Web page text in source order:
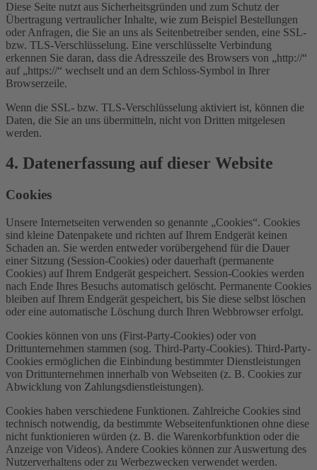
Diese Seite nutzt aus Sicherheitsgründen und zum Schutz der
Übertragung vertraulicher Inhalte, wie zum Beispiel Bestellungen
oder Anfragen, die Sie an uns als Seitenbetreiber senden, eine SSL-
bzw. TLS-Verschlüsselung. Eine verschlüsselte Verbindung
erkennen Sie daran, dass die Adresszeile des Browsers von „http://“
auf „https://“ wechselt und an dem Schloss-Symbol in Ihrer
Browserzeile.
Wenn die SSL- bzw. TLS-Verschlüsselung aktiviert ist, können die
Daten, die Sie an uns übermitteln, nicht von Dritten mitgelesen
werden.
4. Datenerfassung auf dieser Website
Cookies
Unsere Internetseiten verwenden so genannte „Cookies“. Cookies
sind kleine Datenpakete und richten auf Ihrem Endgerät keinen
Schaden an. Sie werden entweder vorübergehend für die Dauer
einer Sitzung (Session-Cookies) oder dauerhaft (permanente
Cookies) auf Ihrem Endgerät gespeichert. Session-Cookies werden
nach Ende Ihres Besuchs automatisch gelöscht. Permanente Cookies
bleiben auf Ihrem Endgerät gespeichert, bis Sie diese selbst löschen
oder eine automatische Löschung durch Ihren Webbrowser erfolgt.
Cookies können von uns (First-Party-Cookies) oder von
Drittunternehmen stammen (sog. Third-Party-Cookies). Third-Party-
Cookies ermöglichen die Einbindung bestimmter Dienstleistungen
von Drittunternehmen innerhalb von Webseiten (z. B. Cookies zur
Abwicklung von Zahlungsdienstleistungen).
Cookies haben verschiedene Funktionen. Zahlreiche Cookies sind
technisch notwendig, da bestimmte Webseitenfunktionen ohne diese
nicht funktionieren würden (z. B. die Warenkorbfunktion oder die
Anzeige von Videos). Andere Cookies können zur Auswertung des
Nutzerverhaltens oder zu Werbezwecken verwendet werden.